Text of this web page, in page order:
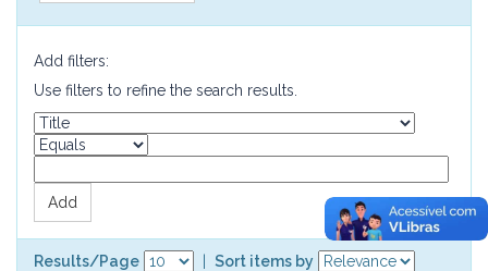
Add filters:
Use filters to refine the search results.
Results/Page
Sort items by